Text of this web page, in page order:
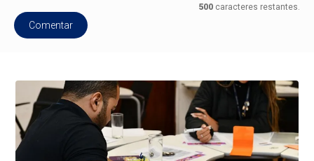
500caracteres restantes.
Comentar